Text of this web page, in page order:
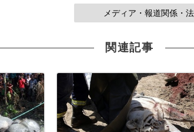
メディア・報道関係・
関連記事